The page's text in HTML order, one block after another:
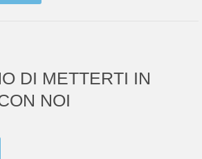
DI METTERTI IN
NOI